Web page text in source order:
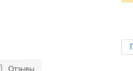
Отзывы